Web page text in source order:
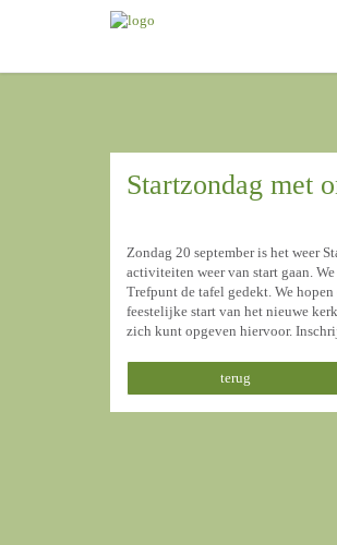
Startzondag met
Zondag 20 september is het weer
activiteiten weer van start gaan.
Trefpunt de tafel gedekt. We
feestelijke start van het nieuwe
zich kunt opgeven hiervoor.
terug